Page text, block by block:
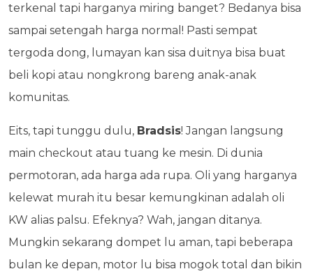
terkenal tapi harganya miring banget? Bedanya bisa
sampai setengah harga normal! Pasti sempat
tergoda dong, lumayan kan sisa duitnya bisa buat
beli kopi atau nongkrong bareng anak-anak
komunitas.
Eits, tapi tunggu dulu, Bradsis! Jangan langsung
main checkout atau tuang ke mesin. Di dunia
permotoran, ada harga ada rupa. Oli yang harganya
kelewat murah itu besar kemungkinan adalah oli
KW alias palsu. Efeknya? Wah, jangan ditanya.
Mungkin sekarang dompet lu aman, tapi beberapa
bulan ke depan, motor lu bisa mogok total dan bikin